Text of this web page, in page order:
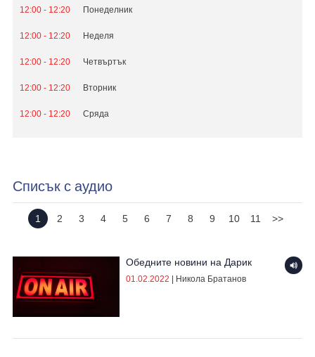
12:00 - 12:20 Понеделник
12:00 - 12:20 Неделя
12:00 - 12:20 Четвъртък
12:00 - 12:20 Вторник
12:00 - 12:20 Сряда
Списък с аудио
1 2 3 4 5 6 7 8 9 10 11 >>
Обедните новини на Дарик
01.02.2022 Никола Братанов